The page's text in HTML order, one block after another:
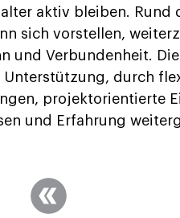
aktiv bleiben. Rund
sich vorstellen,
und Verbundenheit.
durch
projektorientierte
und Erfahrung